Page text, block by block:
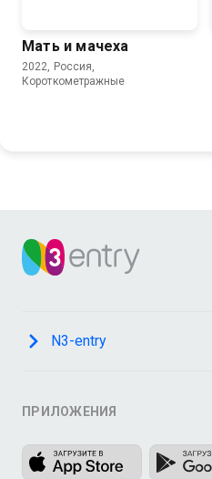
Мать и мачеха
2022, Россия,
Короткометражные
N3-entry
ПРИЛОЖЕНИЯ